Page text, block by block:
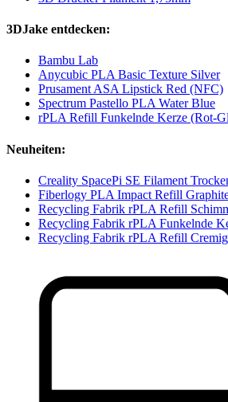
3DJake entdecken:
Bambu Lab
Anycubic PLA Basic Texture Silver
Prusament ASA Lipstick Red (NFC)
Spectrum Pastello PLA Water Blue
rPLA Refill Funkelnde Kerze (Rot-
Neuheiten:
Creality SpacePi SE Filament
Fiberlogy PLA Impact Refill
Recycling Fabrik rPLA Refill
Recycling Fabrik rPLA Funkelnde
Recycling Fabrik rPLA Refill